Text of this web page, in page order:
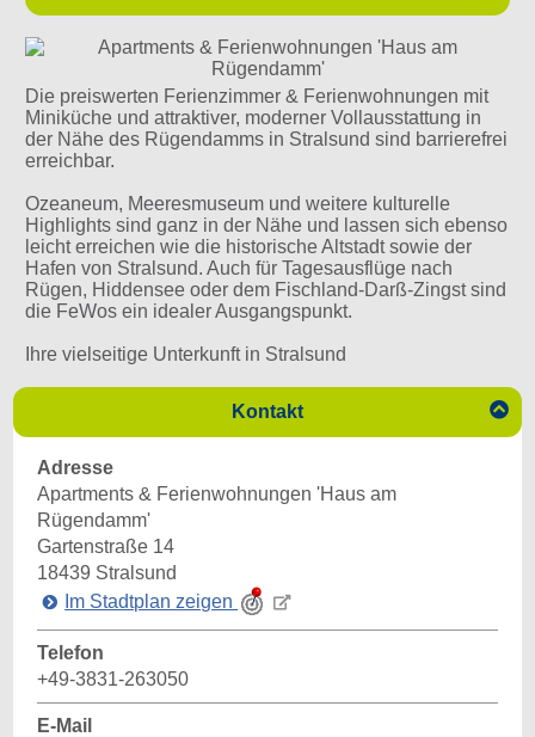
Die preiswerten Ferienzimmer & Ferienwohnungen mit
Miniküche und attraktiver, moderner Vollausstattung in
der Nähe des Rügendamms in Stralsund sind barrierefrei
erreichbar.
Ozeaneum, Meeresmuseum und weitere kulturelle
Highlights sind ganz in der Nähe und lassen sich ebenso
leicht erreichen wie die historische Altstadt sowie der
Hafen von Stralsund. Auch für Tagesausflüge nach
Rügen, Hiddensee oder dem Fischland-Darß-Zingst sind
die FeWos ein idealer Ausgangspunkt.
Ihre vielseitige Unterkunft in Stralsund
Kontakt 
Adresse
Apartments & Ferienwohnungen 'Haus am
Rügendamm'
Gartenstraße 14
18439 Stralsund
Im Stadtplan zeigen
Telefon
+49-3831-263050
E-Mail